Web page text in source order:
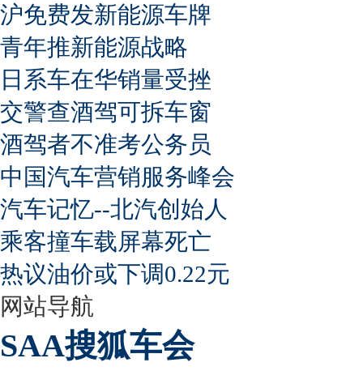
沪免费发新能源车牌
青年推新能源战略
日系车在华销量受挫
交警查酒驾可拆车窗
酒驾者不准考公务员
中国汽车营销服务峰会
汽车记忆--北汽创始人
乘客撞车载屏幕死亡
热议油价或下调0.22元
网站导航
SAA搜狐车会